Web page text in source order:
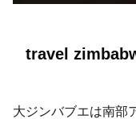
travel
大ジンバブエは南部